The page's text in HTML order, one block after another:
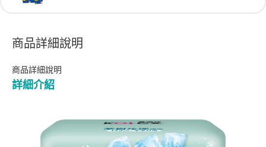
商品詳細說明
商品詳細說明
詳細介紹